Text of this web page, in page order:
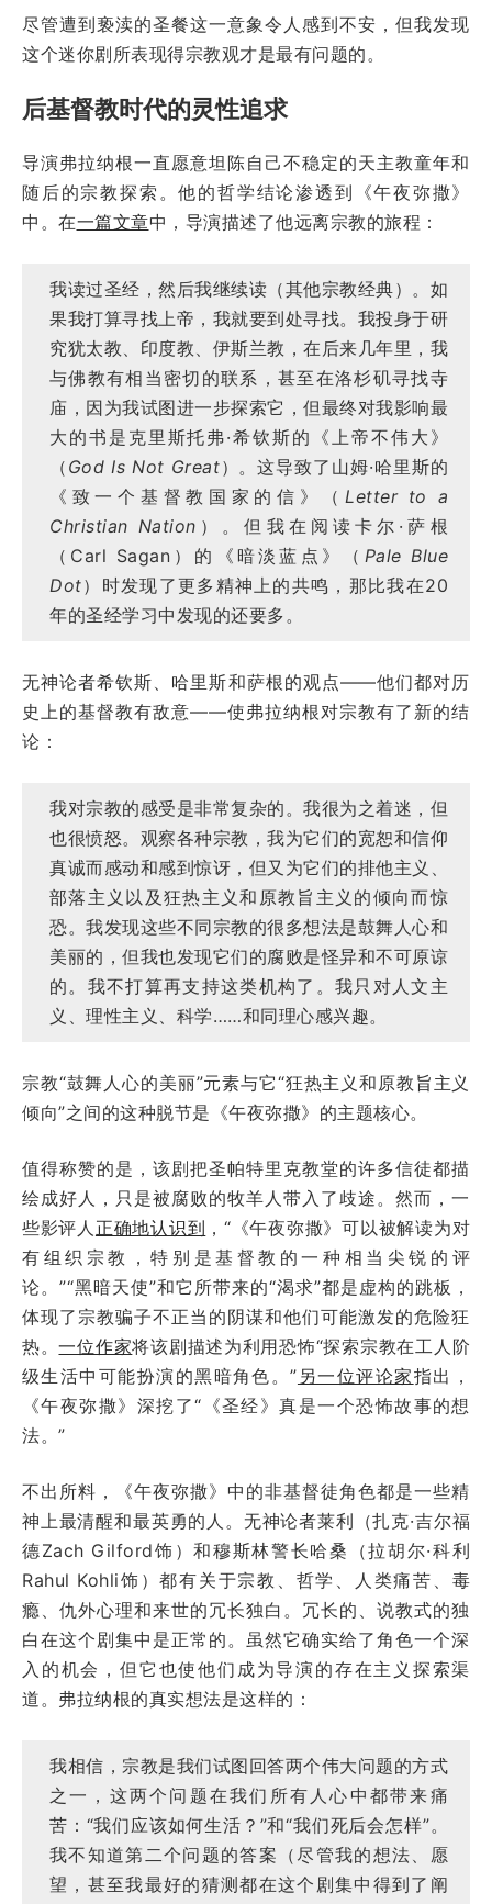
尽管遭到亵渎的圣餐这一意象令人感到不安，但我发现
这个迷你剧所表现得宗教观才是最有问题的。
后基督教时代的灵性追求
导演弗拉纳根一直愿意坦陈自己不稳定的天主教童年和
随后的宗教探索。他的哲学结论渗透到《午夜弥撒》
中。在一篇文章中，导演描述了他远离宗教的旅程：
我读过圣经，然后我继续读（其他宗教经典）。如
果我打算寻找上帝，我就要到处寻找。我投身于研
究犹太教、印度教、伊斯兰教，在后来几年里，我
与佛教有相当密切的联系，甚至在洛杉矶寻找寺
庙，因为我试图进一步探索它，但最终对我影响最
大的书是克里斯托弗·希钦斯的《上帝不伟大》
（ God Is Not Great）。这导致了山姆·哈里斯的
《致一个基督教国家的信》（ Letter to a
Christian Nation ）。但我在阅读卡尔·萨根
（Carl Sagan）的《暗淡蓝点》（ Pale Blue
Dot）时发现了更多精神上的共鸣，那比我在20
年的圣经学习中发现的还要多。
无神论者希钦斯、哈里斯和萨根的观点——他们都对历
史上的基督教有敌意——使弗拉纳根对宗教有了新的结
论：
我对宗教的感受是非常复杂的。我很为之着迷，但
也很愤怒。观察各种宗教，我为它们的宽恕和信仰
真诚而感动和感到惊讶，但又为它们的排他主义、
部落主义以及狂热主义和原教旨主义的倾向而惊
恐。我发现这些不同宗教的很多想法是鼓舞人心和
美丽的，但我也发现它们的腐败是怪异和不可原谅
的。我不打算再支持这类机构了。我只对人文主
义、理性主义、科学……和同理心感兴趣。
宗教“鼓舞人心的美丽”元素与它“狂热主义和原教旨主义
倾向”之间的这种脱节是《午夜弥撒》的主题核心。
值得称赞的是，该剧把圣帕特里克教堂的许多信徒都描
绘成好人，只是被腐败的牧羊人带入了歧途。然而，一
些影评人 正确地认识到 ，“《午夜弥撒》可以被解读为对
有组织宗教，特别是基督教的一种相当尖锐的评
论。”“黑暗天使”和它所带来的“渴求”都是虚构的跳板，
体现了宗教骗子不正当的阴谋和他们可能激发的危险狂
热。一位作家将该剧描述为利用恐怖“探索宗教在工人阶
级生活中可能扮演的黑暗角色。” 另一位评论家指出，
《午夜弥撒》深挖了“《圣经》真是一个恐怖故事的想
法。”
不出所料，《午夜弥撒》中的非基督徒角色都是一些精
神上最清醒和最英勇的人。无神论者莱利（扎克·吉尔福
德Zach Gilford饰）和穆斯林警长哈桑（拉胡尔·科利
Rahul Kohli饰）都有关于宗教、哲学、人类痛苦、毒
瘾、仇外心理和来世的冗长独白。冗长的、说教式的独
白在这个剧集中是正常的。虽然它确实给了角色一个深
入的机会，但它也使他们成为导演的存在主义探索渠
道。弗拉纳根的真实想法是这样的：
我相信，宗教是我们试图回答两个伟大问题的方式
之一，这两个问题在我们所有人心中都带来痛
苦：“我们应该如何生活？”和“我们死后会怎样”。
我不知道第二个问题的答案（尽管我的想法、愿
望，甚至我最好的猜测都在这个剧集中得到了阐